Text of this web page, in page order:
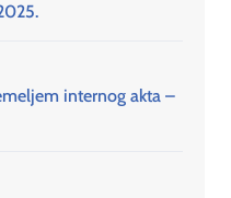
internog akta –